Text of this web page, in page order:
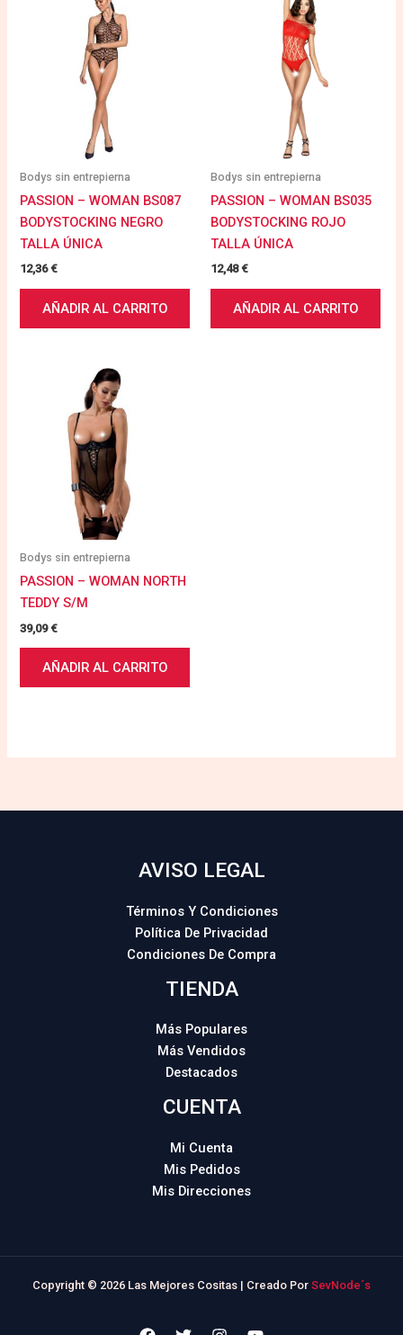
Bodys sin entrepierna
PASSION – WOMAN BS087
BODYSTOCKING NEGRO
TALLA ÚNICA
12,36€
AÑADIR AL CARRITO
Bodys sin entrepierna
PASSION – WOMAN BS035
BODYSTOCKING ROJO
TALLA ÚNICA
12,48€
AÑADIR AL CARRITO
Bodys sin entrepierna
PASSION – WOMAN NORTH
TEDDY S/M
39,09€
AÑADIR AL CARRITO
AVISO LEGAL
Términos Y Condiciones
Política De Privacidad
Condiciones De Compra
TIENDA
Más Populares
Más Vendidos
Destacados
CUENTA
Mi Cuenta
Mis Pedidos
Mis Direcciones
Copyright © 2026 Las Mejores Cositas | Creado Por SevNode´s